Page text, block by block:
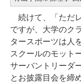
続けて、「ただ
ですが、大学のク
タースポーツは人
スクールのモット
サーバントリーダ
とお披露目会を締